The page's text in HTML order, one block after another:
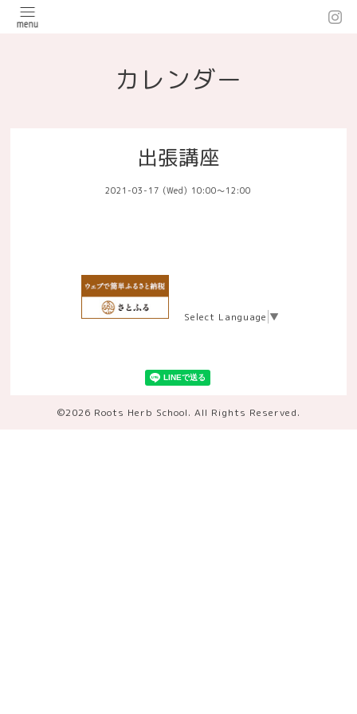
カレンダー
出張講座
2021-03-17 (Wed) 10:00～12:00
Select Language ▼
©2026 Roots Herb School. All Rights Reserved.